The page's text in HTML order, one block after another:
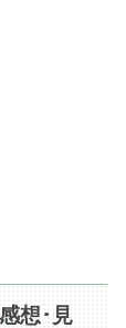
想･見